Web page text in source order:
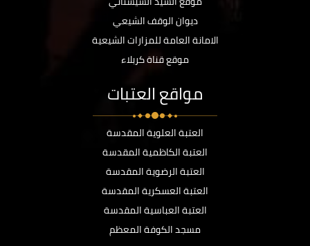
ديوان الوقف الشيعي
الامانة العامة للمزارات الشيعية
موقع قناة كربلاء
مواقع العتبات
العتبة العلوية المقدسة
العتبة الكاظمية المقدسة
العتبة الرضوية المقدسة
العتبة العسكرية المقدسة
العتبة العباسية المقدسة
مسجد الكوفة المعظم